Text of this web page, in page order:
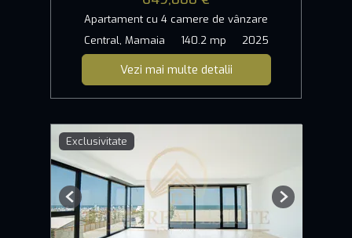
Apartament cu 4 camere de vânzare
Central, Mamaia
140.2 mp 2025
Vezi mai multe detalii
Exclusivitate
Previous Next